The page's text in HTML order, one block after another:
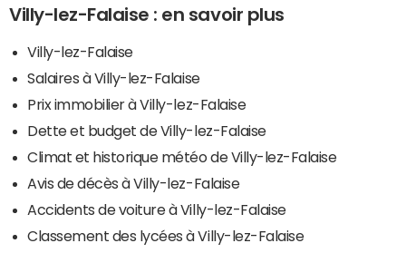
Villy-lez-Falaise : en savoir plus
Villy-lez-Falaise
Salaires à Villy-lez-Falaise
Prix immobilier à Villy-lez-Falaise
Dette et budget de Villy-lez-Falaise
Climat et historique météo de Villy-lez-Falaise
Avis de décès à Villy-lez-Falaise
Accidents de voiture à Villy-lez-Falaise
Classement des lycées à Villy-lez-Falaise